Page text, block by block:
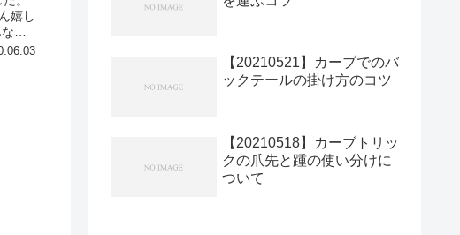
嬉し
こ
く
【20210521】カーブでのバ
ックテールの掛け方のコツ
【20210518】カーブトリッ
クの爪先と踵の使い分けに
ついて